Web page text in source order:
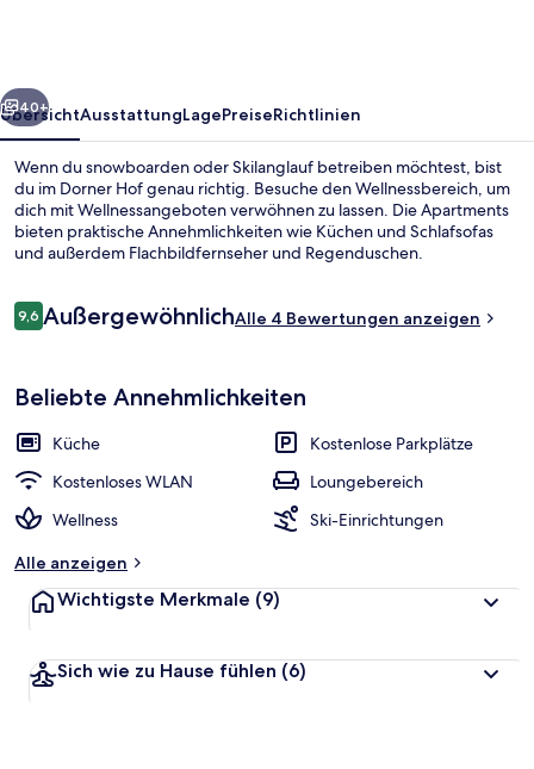
Weiter
40+
ÜbersichtAusstattungLagePreiseRichtlinien
Wenn du snowboarden oder Skilanglauf betreiben möchtest, bist
du im Dorner Hof genau richtig. Besuche den Wellnessbereich, um
dich mit Wellnessangeboten verwöhnen zu lassen. Die Apartments
bieten praktische Annehmlichkeiten wie Küchen und Schlafsofas
und außerdem Flachbildfernseher und Regenduschen.
Bewertungen
9,69,6 von 10.
AußergewöhnlichAlle 4 Bewertungen anzeigen
Beliebte Annehmlichkeiten
Küche
Kostenlose Parkplätze
Kostenloses WLAN
Loungebereich
Wellness
Ski-Einrichtungen
Alle anzeigen
Wichtigste Merkmale (9)
Sich wie zu Hause fühlen (6)